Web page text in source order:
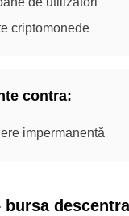
criptomonede
contra:
impermanentă
bursa